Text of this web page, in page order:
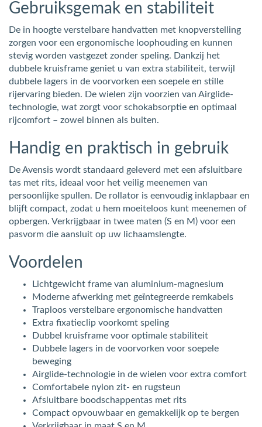
Gebruiksgemak en stabiliteit
De in hoogte verstelbare handvatten met knopverstelling
zorgen voor een ergonomische loophouding en kunnen
stevig worden vastgezet zonder speling. Dankzij het
dubbele kruisframe geniet u van extra stabiliteit, terwijl
dubbele lagers in de voorvorken een soepele en stille
rijervaring bieden. De wielen zijn voorzien van Airglide-
technologie, wat zorgt voor schokabsorptie en optimaal
rijcomfort – zowel binnen als buiten.
Handig en praktisch in gebruik
De Avensis wordt standaard geleverd met een afsluitbare
tas met rits, ideaal voor het veilig meenemen van
persoonlijke spullen. De rollator is eenvoudig inklapbaar en
blijft compact, zodat u hem moeiteloos kunt meenemen of
opbergen. Verkrijgbaar in twee maten (S en M) voor een
pasvorm die aansluit op uw lichaamslengte.
Voordelen
Lichtgewicht frame van aluminium-magnesium
Moderne afwerking met geïntegreerde remkabels
Traploos verstelbare ergonomische handvatten
Extra fixatieclip voorkomt speling
Dubbel kruisframe voor optimale stabiliteit
Dubbele lagers in de voorvorken voor soepele
beweging
Airglide-technologie in de wielen voor extra comfort
Comfortabele nylon zit- en rugsteun
Afsluitbare boodschappentas met rits
Compact opvouwbaar en gemakkelijk op te bergen